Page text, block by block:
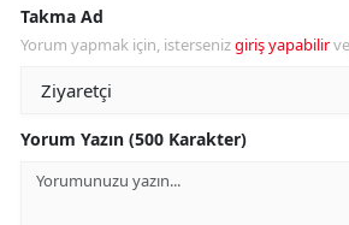
Takma Ad
Yorum yapmak için, istersenizgiriş yapabilir
Yorum Yazın (500 Karakter)